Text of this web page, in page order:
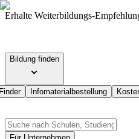
Erhalte Weiterbildungs-
Bildung finden
Infomaterialbestellung